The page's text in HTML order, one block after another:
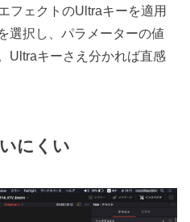
フェクトのUltraキーを適用
選択し、パラメーターの値
Ultraキーさえ分かれば直感
にくい